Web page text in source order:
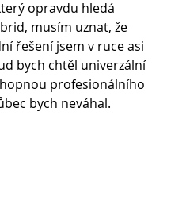
opravdu hledá
musím uznat, že
řešení jsem v ruce asi
bych chtěl univerzální
profesionálního
bych neváhal.